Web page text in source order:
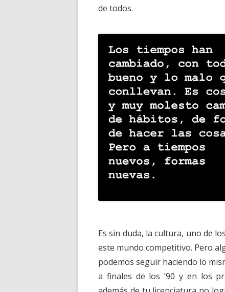
de todos.
Es sin duda, la cultura, uno de
este mundo competitivo. Pero
podemos seguir haciendo lo
a finales de los ’90 y en los